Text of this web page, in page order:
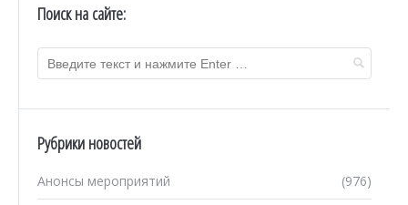
Поиск на сайте:
Рубрики новостей
(976)
Анонсы мероприятий